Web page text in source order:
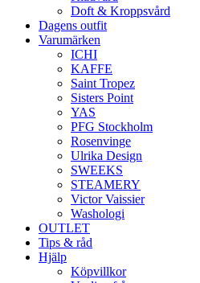
Doft & Kroppsvård
Dagens outfit
Varumärken
ICHI
KAFFE
Saint Tropez
Sisters Point
YAS
PFG Stockholm
Rosenvinge
Ulrika Design
SWEEKS
STEAMERY
Victor Vaissier
Washologi
OUTLET
Tips & råd
Hjälp
Köpvillkor